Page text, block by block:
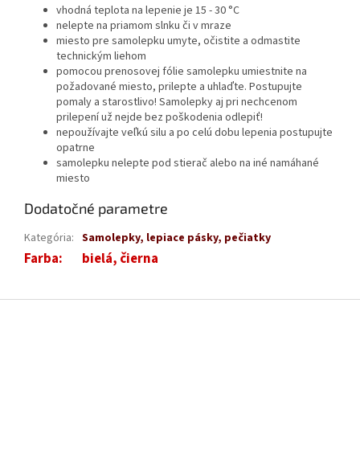
vhodná teplota na lepenie je 15 - 30 °C
nelepte na priamom slnku či v mraze
miesto pre samolepku umyte, očistite a odmastite
technickým liehom
pomocou prenosovej fólie samolepku umiestnite na
požadované miesto, prilepte a uhlaďte. Postupujte
pomaly a starostlivo! Samolepky aj pri nechcenom
prilepení už nejde bez poškodenia odlepiť!
nepoužívajte veľkú silu a po celú dobu lepenia postupujte
opatrne
samolepku nelepte pod stierač alebo na iné namáhané
miesto
Dodatočné parametre
Kategória: Samolepky, lepiace pásky, pečiatky
Farba: bielá, čierna